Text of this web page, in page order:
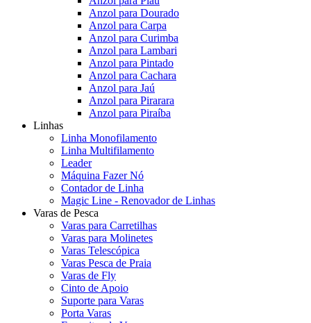
Anzol para Dourado
Anzol para Carpa
Anzol para Curimba
Anzol para Lambari
Anzol para Pintado
Anzol para Cachara
Anzol para Jaú
Anzol para Pirarara
Anzol para Piraíba
Linhas
Linha Monofilamento
Linha Multifilamento
Leader
Máquina Fazer Nó
Contador de Linha
Magic Line - Renovador de Linhas
Varas de Pesca
Varas para Carretilhas
Varas para Molinetes
Varas Telescópica
Varas Pesca de Praia
Varas de Fly
Cinto de Apoio
Suporte para Varas
Porta Varas